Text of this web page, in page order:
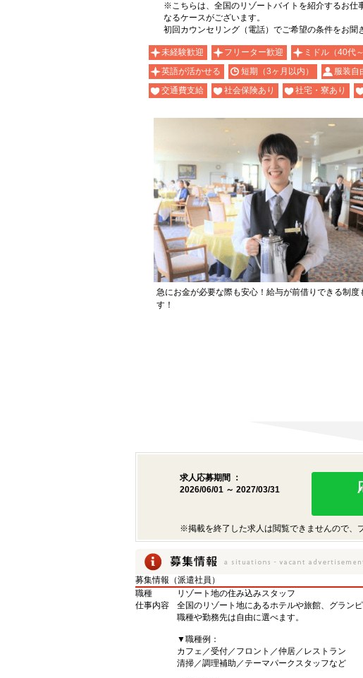
※こちらは、全国のリゾートバイトを紹介するお仕
なるケースがございます。
初回カウンセリング（電話）でご希望の条件をお聞
未経験歓迎 フリーター歓迎 ミドル（40代
英語が活かせる
短期（3ヶ月以内） 服装自
交通費支給
社会保険あり 社宅・寮あり
急にお金が必要な際も安心！給与が前借りできる制度
す！
求人応募期間 ：
2026/06/01 ～ 2027/03/31
※掲載を終了した求人は閲覧できませんので、
募集情報（派遣社員）
職種
リゾート地の住み込みスタッフ
仕事内容
全国のリゾート地にあるホテルや旅館、グラン
職種や勤務先は自由に選べます。
▼職種例：
カフェ／受付／フロント／仲居／レストラン
清掃／調理補助／テーマパークスタッフなど